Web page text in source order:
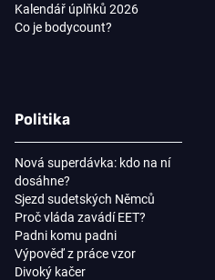
Kalendář úplňků 2026
Co je bodycount?
Politika
Nová superdávka: kdo na ní
dosáhne?
Sjezd sudetských Němců
Proč vláda zavádí EET?
Padni komu padni
Výpověď z práce vzor
Divoký kačer